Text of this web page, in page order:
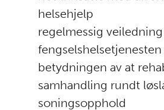
helsehjelp
regelmessig
betydningen av at
samhandling rundt
soningsopphold